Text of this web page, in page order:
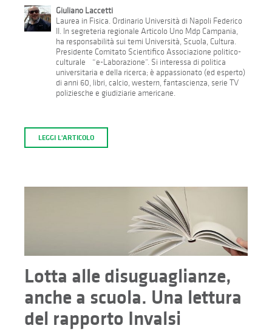
Giuliano Laccetti
Laurea in Fisica. Ordinario Università di Napoli Federico
II. In segreteria regionale Articolo Uno Mdp Campania,
ha responsabilità sui temi Università, Scuola, Cultura.
Presidente Comitato Scientifico Associazione politico-
culturale “e-Laborazione”. Si interessa di politica
universitaria e della ricerca; è appassionato (ed esperto)
di anni 60, libri, calcio, western, fantascienza, serie TV
poliziesche e giudiziarie americane.
LEGGI L'ARTICOLO
Lotta alle disuguaglianze,
anche a scuola. Una lettura
del rapporto Invalsi